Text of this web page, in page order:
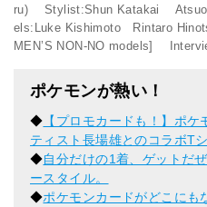
ru) Stylist:Shun Katakai Atsuo
els:Luke Kishimoto Rintaro
MEN’S NON-NO models]
ポケモンが熱い！
◆ 【プロモカードも！】ポ
ティスト⻑場雄とのコラボT
◆自分だけの1着、ゲットだ
ースタイル。
◆ポケモンカードがどこに